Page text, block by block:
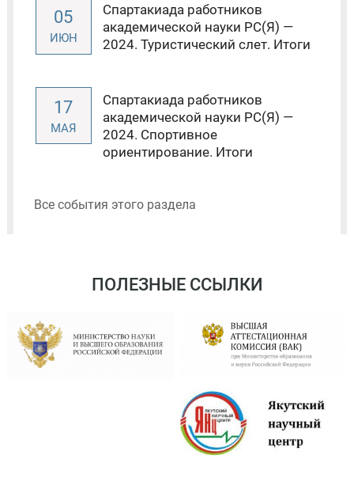
05
ИЮН
Спартакиада работников
академической науки РС(Я) —
2024. Туристический слет. Итоги
17
МАЯ
Спартакиада работников
академической науки РС(Я) —
2024. Спортивное
ориентирование. Итоги
Все события этого раздела
ПОЛЕЗНЫЕ ССЫЛКИ